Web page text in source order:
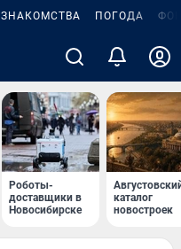
ЗНАКОМСТВА ПОГОДА
Роботы-
доставщики в
Новосибирске
каталог
новостроек